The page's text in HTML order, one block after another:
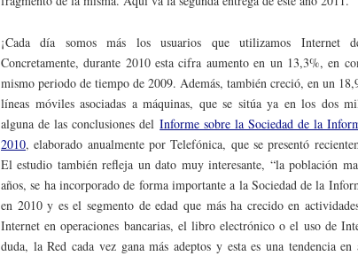
¡Cada día somos más los usuarios que utilizamos Internet
Concretamente, durante 2010 esta cifra aumento en un 13,3%, en
mismo periodo de tiempo de 2009. Además, también creció, en un
líneas móviles asociadas a máquinas, que se sitúa ya en los dos
alguna de las conclusiones delInforme sobre la Sociedad de la
2010, elaborado anualmente por Telefónica, que se presentó
El estudio también refleja un dato muy interesante, “la población
años, se ha incorporado de forma importante a la Sociedad de la
en 2010 y es el segmento de edad que más ha crecido en
Internet en operaciones bancarias, el libro electrónico o el uso de
duda, la Red cada vez gana más adeptos y esta es una tendencia